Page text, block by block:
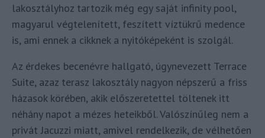
lakosztályhoz tartozik még egy saját infinity pool,
magyarul végtelenített, feszített víztükrű medence
is, ami ennek a cikknek a nyitóképeként is szolgál.
Az érdekes becenévre hallgató, úgynevezett Terrace
Suite, azaz terasz lakosztály nagyon népszerű a friss
házasok körében, akik előszeretettel töltenek itt
néhány napot a mézes heteikből. Valószínűleg nem a
privát Jacuzzi miatt, amivel rendelkezik, de vélhetően